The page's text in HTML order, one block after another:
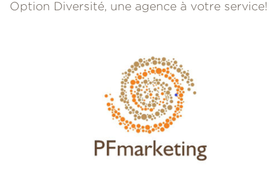
Option Diversité, une agence à votre service!